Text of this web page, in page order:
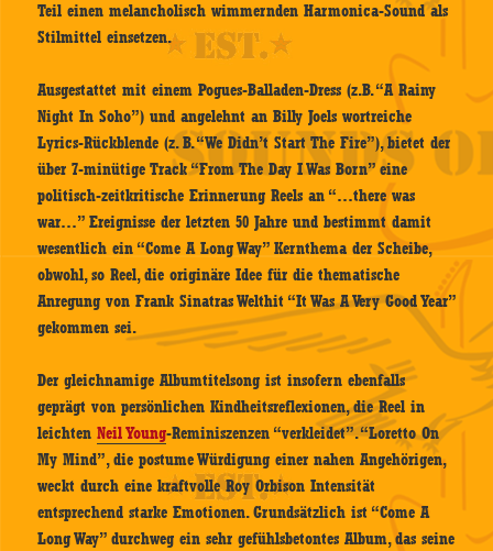
Teil einen melancholisch wimmernden Harmonica-Sound als
Stilmittel einsetzen.
Ausgestattet mit einem Pogues-Balladen-Dress (z.B. “A Rainy
Night In Soho”) und angelehnt an Billy Joels wortreiche
Lyrics-Rückblende (z. B. “We Didn’t Start The Fire”), bietet der
über 7-minütige Track “From The Day I Was Born” eine
politisch-zeitkritische Erinnerung Reels an “…there was
war…” Ereignisse der letzten 50 Jahre und bestimmt damit
wesentlich ein “Come A Long Way” Kernthema der Scheibe,
obwohl, so Reel, die originäre Idee für die thematische
Anregung von Frank Sinatras Welthit “It Was A Very Good Year”
gekommen sei.
Der gleichnamige Albumtitelsong ist insofern ebenfalls
geprägt von persönlichen Kindheitsreflexionen, die Reel in
leichtenNeil Young-Reminiszenzen “verkleidet”. “Loretto On
My Mind”, die postume Würdigung einer nahen Angehörigen,
weckt durch eine kraftvolle Roy Orbison Intensität
entsprechend starke Emotionen. Grundsätzlich ist “Come A
Long Way” durchweg ein sehr gefühlsbetontes Album, das seine